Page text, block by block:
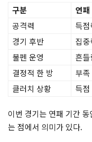
구분 연
공격력
득
경기 후반
집
불펜 운영
흔
결정적 한 방
부족
클러치 상황
득
이번 경기는 연패 기간
는 점에서 의미가 있다.